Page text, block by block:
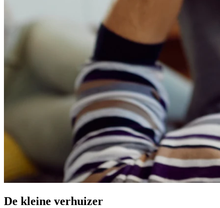
De kleine verhuizer